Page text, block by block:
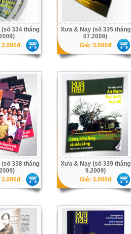
334 tháng
3.000đ
Xưa & Nay (số 335 tháng
07.2009)
Giá: 3.000đ
338 tháng
3.000đ
Xưa & Nay (số 339 tháng
9.2009)
Giá: 3.000đ